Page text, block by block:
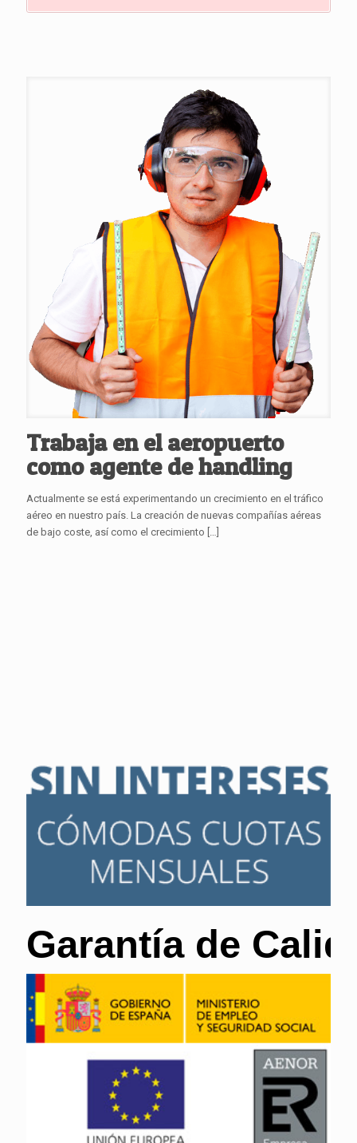
Trabaja en el aeropuerto
como agente de handling
Actualmente se está experimentando un crecimiento en el tráfico
aéreo en nuestro país. La creación de nuevas compañías aéreas
de bajo coste, así como el crecimiento
Garantía de